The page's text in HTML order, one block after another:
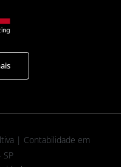
| Contabilidade em
SP